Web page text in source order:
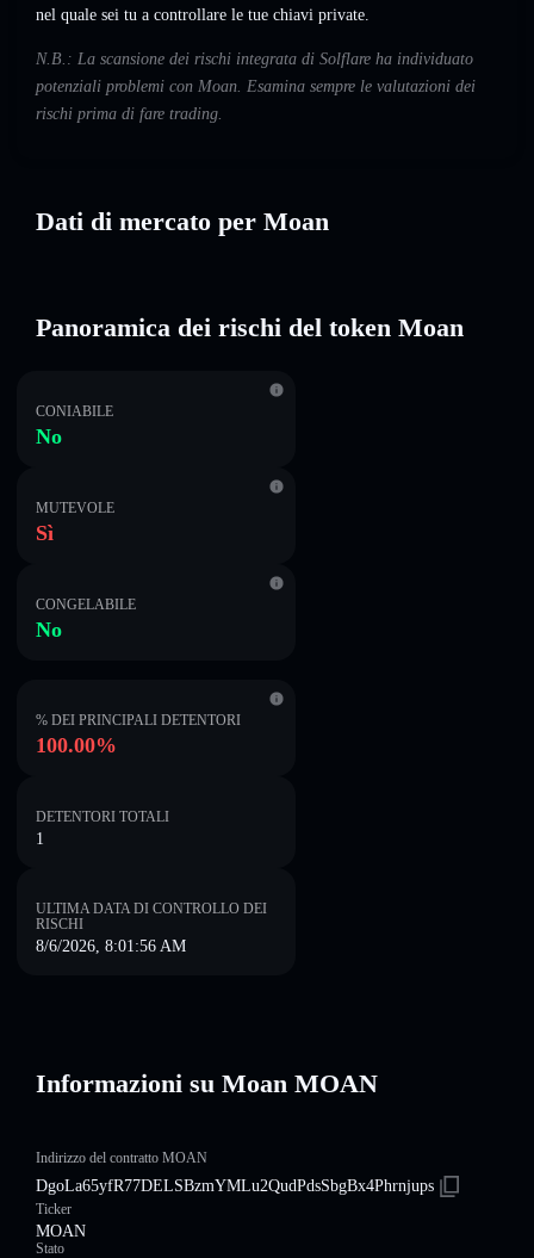
nel quale sei tu a controllare le tue chiavi private.
N.B.: La scansione dei rischi integrata di Solflare ha individuato
potenziali problemi con Moan. Esamina sempre le valutazioni dei
rischi prima di fare trading.
Dati di mercato per Moan
Panoramica dei rischi del token Moan
CONIABILE
No
MUTEVOLE
Sì
CONGELABILE
No
% DEI PRINCIPALI DETENTORI
100.00%
DETENTORI TOTALI
1
ULTIMA DATA DI CONTROLLO DEI
RISCHI
8/6/2026, 8:01:56 AM
Informazioni su Moan MOAN
Indirizzo del contratto MOAN
DgoLa65yfR77DELSBzmYMLu2QudPdsSbgBx4Phrnjups
Ticker
MOAN
Stato